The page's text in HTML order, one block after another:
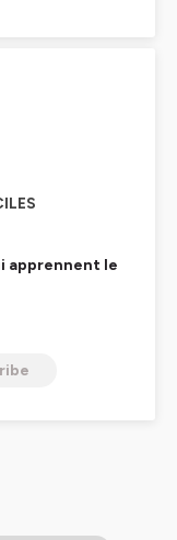
apprennent le